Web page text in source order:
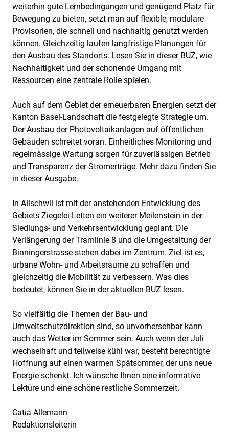
weiterhin gute Lernbedingungen und genügend Platz für
Bewegung zu bieten, setzt man auf flexible, modulare
Provisorien, die schnell und nachhaltig genutzt werden
können. Gleichzeitig laufen langfristige Planungen für
den Ausbau des Standorts. Lesen Sie in dieser BUZ, wie
Nachhaltigkeit und der schonende Umgang mit
Ressourcen eine zentrale Rolle spielen.
Auch auf dem Gebiet der erneuerbaren Energien setzt der
Kanton Basel-Landschaft die festgelegte Strategie um.
Der Ausbau der Photovoltaikanlagen auf öffentlichen
Gebäuden schreitet voran. Einheitliches Monitoring und
regelmässige Wartung sorgen für zuverlässigen Betrieb
und Transparenz der Stromerträge. Mehr dazu finden Sie
in dieser Ausgabe.
In Allschwil ist mit der anstehenden Entwicklung des
Gebiets Ziegelei-Letten ein weiterer Meilenstein in der
Siedlungs- und Verkehrsentwicklung geplant. Die
Verlängerung der Tramlinie 8 und die Umgestaltung der
Binningerstrasse stehen dabei im Zentrum. Ziel ist es,
urbane Wohn- und Arbeitsräume zu schaffen und
gleichzeitig die Mobilität zu verbessern. Was dies
bedeutet, können Sie in der aktuellen BUZ lesen.
So vielfältig die Themen der Bau- und
Umweltschutzdirektion sind, so unvorhersehbar kann
auch das Wetter im Sommer sein. Auch wenn der Juli
wechselhaft und teilweise kühl war, besteht berechtigte
Hoffnung auf einen warmen Spätsommer, der uns neue
Energie schenkt. Ich wünsche Ihnen eine informative
Lektüre und eine schöne restliche Sommerzeit.
Catia Allemann
Redaktionsleiterin